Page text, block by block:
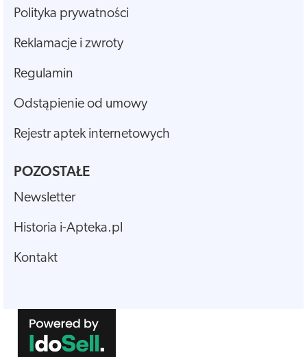
Polityka prywatności
Reklamacje i zwroty
Regulamin
Odstąpienie od umowy
Rejestr aptek internetowych
POZOSTAŁE
Newsletter
Historia i-Apteka.pl
Kontakt